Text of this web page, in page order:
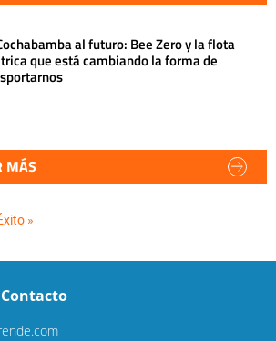
al futuro: Bee Zero y la flota
que está cambiando la forma de
MÁS
»